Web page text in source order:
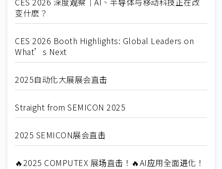
变什麽？
CES 2026 Booth Highlights: Global Leaders on
What’s Next
2025自动化大展展会直击
Straight from SEMICON 2025
2025 SEMICON展会直击
🔥2025 COMPUTEX 展场直击！🔥AI应用全面进化！